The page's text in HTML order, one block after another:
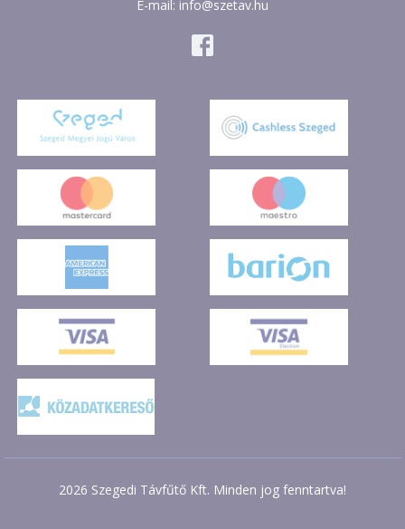
E-mail: info@szetav.hu
2026 Szegedi Távfűtő Kft. Minden jog fenntartva!